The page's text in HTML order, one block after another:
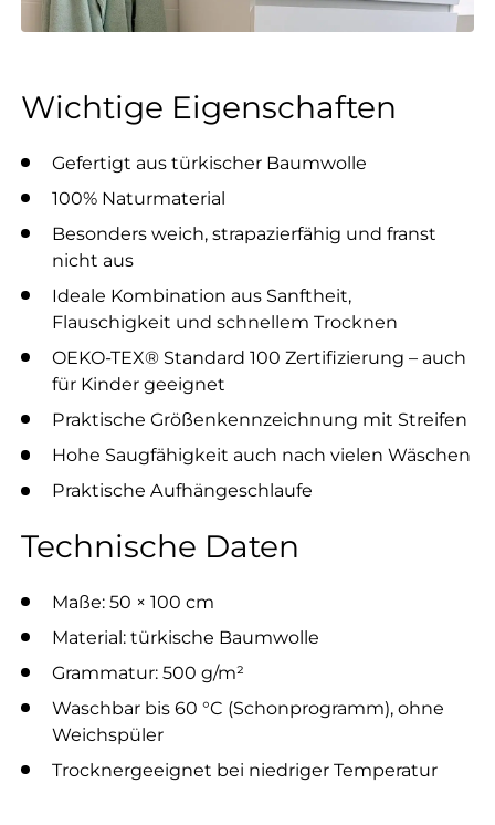
Wichtige Eigenschaften
Gefertigt aus türkischer Baumwolle
100% Naturmaterial
Besonders weich, strapazierfähig und franst
nicht aus
Ideale Kombination aus Sanftheit,
Flauschigkeit und schnellem Trocknen
OEKO-TEX® Standard 100 Zertifizierung – auch
für Kinder geeignet
Praktische Größenkennzeichnung mit Streifen
Hohe Saugfähigkeit auch nach vielen Wäschen
Praktische Aufhängeschlaufe
Technische Daten
Maße: 50 × 100 cm
Material: türkische Baumwolle
Grammatur: 500 g/m²
Waschbar bis 60 °C (Schonprogramm), ohne
Weichspüler
Trocknergeeignet bei niedriger Temperatur